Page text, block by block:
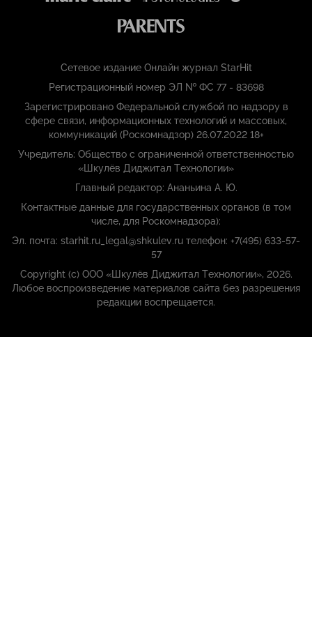
Сетевое издание Онлайн журнал StarHit
Регистрационный номер ЭЛ № ФС 77 - 83698
Зарегистрировано Федеральной службой по надзору в
сфере связи, информационных технологий и массовых,
коммуникаций (Роскомнадзор) 26.07.2022 18+
Учредитель: Общество с ограниченной ответственностью
«Шкулёв Диджитал Технологии»
Главный редактор: Ананьина А. Ю.
Контактные данные для государственных органов (в том
числе, для Роскомнадзора):
Эл. почта: starhit.ru_legal@shkulev.ru телефон: +7(495) 633-57-
57
Copyright (с) ООО «Шкулёв Диджитал Технологии», 2026.
Любое воспроизведение материалов сайта без разрешения
редакции воспрещается.